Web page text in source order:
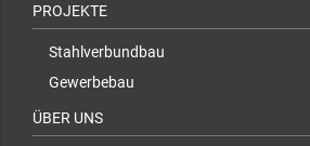
PROJEKTE
Stahlverbundbau
Gewerbebau
ÜBER UNS